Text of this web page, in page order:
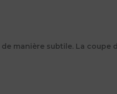
manière subtile. La